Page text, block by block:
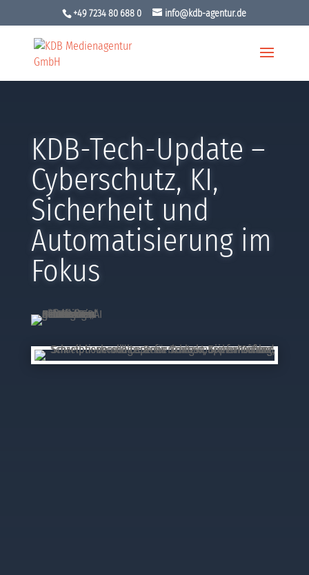
+49 7234 80 688 0 info@kdb-agentur.de
KDB-Tech-Update –
Cyberschutz, KI,
Sicherheit und
Automatisierung im
Fokus